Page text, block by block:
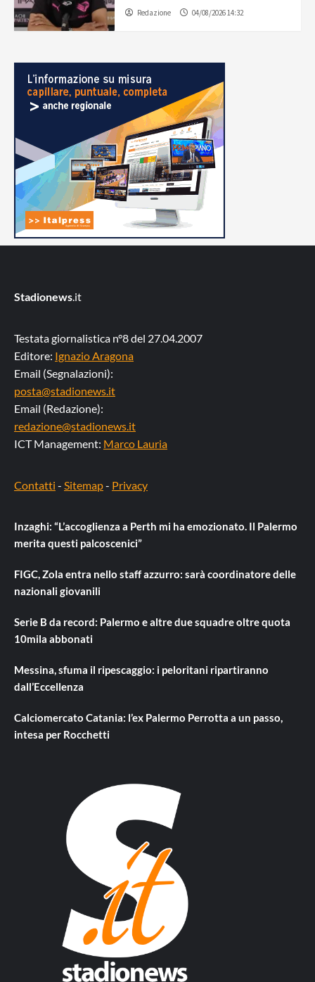
Redazione 04/08/2026 14:32
Stadionews.it
Testata giornalistica n°8 del 27.04.2007
Editore: Ignazio Aragona
Email (Segnalazioni):
posta@stadionews.it
Email (Redazione):
redazione@stadionews.it
ICT Management: Marco Lauria
Contatti - Sitemap- Privacy
Inzaghi: “L’accoglienza a Perth mi ha emozionato. Il Palermo
merita questi palcoscenici”
FIGC, Zola entra nello staff azzurro: sarà coordinatore delle
nazionali giovanili
Serie B da record: Palermo e altre due squadre oltre quota
10mila abbonati
Messina, sfuma il ripescaggio: i peloritani ripartiranno
dall’Eccellenza
Calciomercato Catania: l’ex Palermo Perrotta a un passo,
intesa per Rocchetti